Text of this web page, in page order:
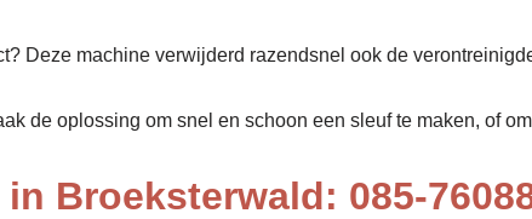
Deze machine verwijderd razendsnel ook de
de oplossing om snel en schoon een sleuf te maken, of
Broeksterwald: 085-